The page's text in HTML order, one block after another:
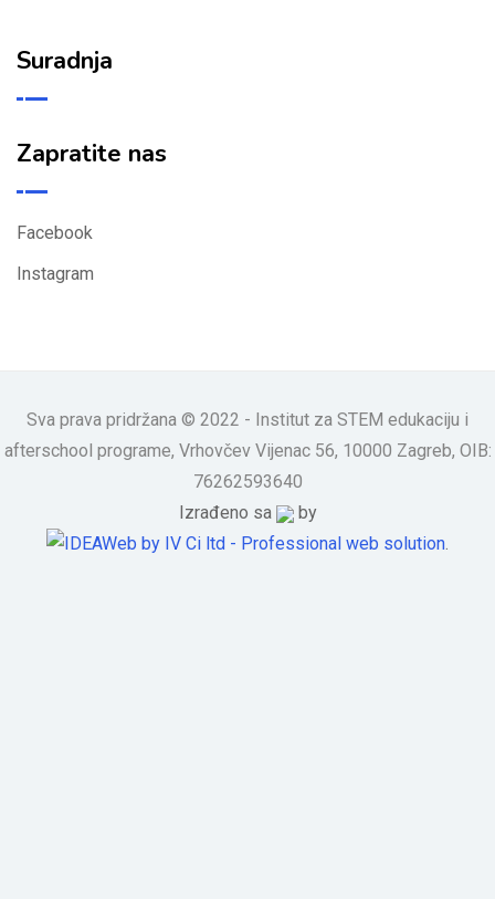
Suradnja
Zapratite nas
Facebook
Instagram
Sva prava pridržana © 2022 - Institut za STEM edukaciju i
afterschool programe, Vrhovčev Vijenac 56, 10000 Zagreb, OIB:
76262593640
Izrađeno sa
by
.